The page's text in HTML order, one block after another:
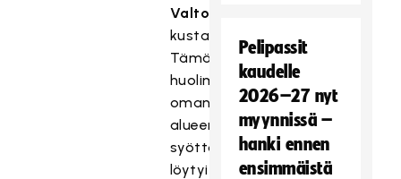
Valtolan
kustannuksella.
Tämän
huolimaton
oman
alueen
syöttö
löytyi
Pelipassit
kaudelle
2026–27 nyt
myynnissä –
hanki ennen
ensimmäistä